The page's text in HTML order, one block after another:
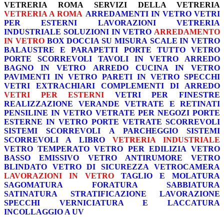
VETRERIA ROMA
SERVIZI DELLA VETRERIA
VETRERIA A ROMA ARREDAMENTI IN VETRO VETRI
PER ESTERNI
LAVORAZIONI
VETRERIA
INDUSTRIALE SOLUZIONI IN VETRO ARREDAMENTO
IN VETRO BOX DOCCIA SU MISURA SCALE IN VETRO
BALAUSTRE E PARAPETTI
PORTE TUTTO VETRO
PORTE SCORREVOLI
TAVOLI IN VETRO
ARREDO
BAGNO IN VETRO
ARREDO CUCINA IN VETRO
PAVIMENTI IN VETRO PARETI IN VETRO SPECCHI
VETRI EXTRACHIARI
COMPLEMENTI DI ARREDO
VETRI PER ESTERNI
VETRI PER FINESTRE
REALIZZAZIONE VERANDE
VETRATE E RETINATI
PENSILINE IN VETRO VETRATE PER NEGOZI PORTE
ESTERNE IN VETRO PORTE VETRATE SCORREVOLI
SISTEMI SCORREVOLI A PARCHEGGIO
SISTEMI
SCORREVOLI A LIBRO
VETRERIA INDUSTRIALE
VETRO TEMPERATO VETRO PER EDILIZIA VETRO
BASSO EMISSIVO
VETRO ANTIRUMORE
VETRO
BLINDATO
VETRO DI SICUREZZA
VETROCAMERA
LAVORAZIONI IN VETRO
TAGLIO E MOLATURA
SAGOMATURA
FORATURA
SABBIATURA
SATINATURA
STRATIFICAZIONE
LAVORAZIONE
SPECCHI
VERNICIATURA E LACCATURA
INCOLLAGGIO A UV